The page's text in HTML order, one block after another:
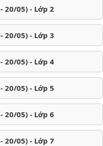
20/05) - Lớp 2
20/05) - Lớp 3
20/05) - Lớp 4
20/05) - Lớp 5
20/05) - Lớp 6
20/05) - Lớp 7